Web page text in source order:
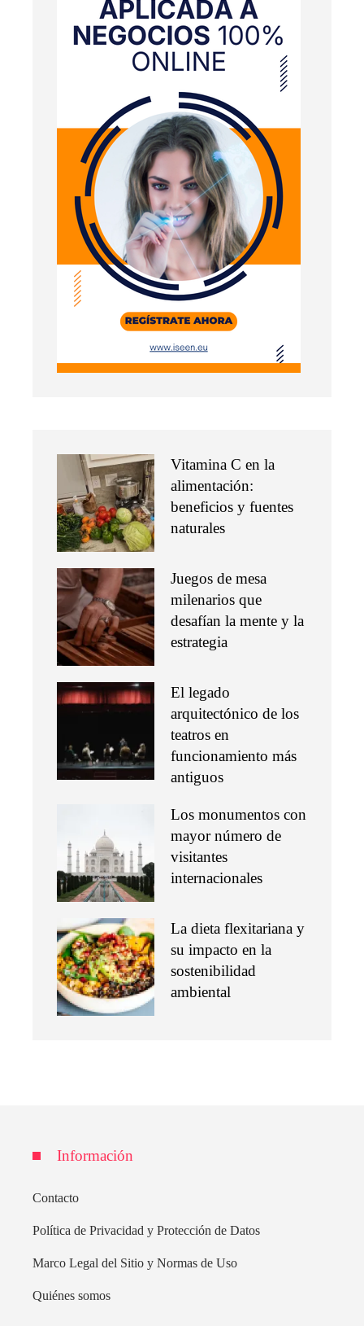
Vitamina C en la
alimentación:
beneficios y fuentes
naturales
Juegos de mesa
milenarios que
desafían la mente y la
estrategia
El legado
arquitectónico de los
teatros en
funcionamiento más
antiguos
Los monumentos con
mayor número de
visitantes
internacionales
La dieta flexitariana y
su impacto en la
sostenibilidad
ambiental
Información
Contacto
Política de Privacidad y Protección de Datos
Marco Legal del Sitio y Normas de Uso
Quiénes somos